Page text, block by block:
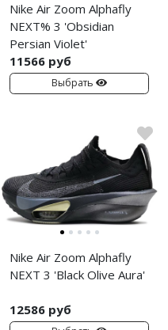
Nike Air Zoom Alphafly
NEXT% 3 'Obsidian
Persian Violet'
11566 руб
Выбрать
Nike Air Zoom Alphafly
NEXT 3 'Black Olive Aura'
12586 руб